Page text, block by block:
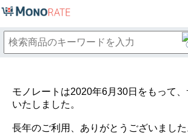
モノレートは2020年6月30日をもって
いたしました。
長年のご利用、ありがとうございました